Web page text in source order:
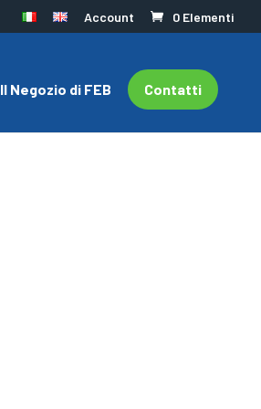
Account 0 Elementi
Il Negozio di FEB Contatti